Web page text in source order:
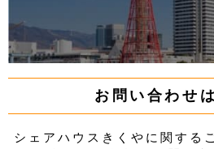
お問い合わせ
シェアハウスきくやに関する